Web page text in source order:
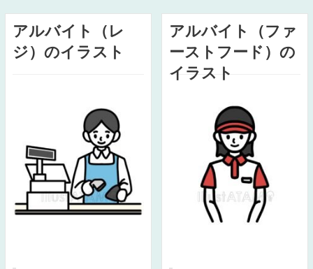
アルバイト（レ
ジ）のイラスト
アルバイト（ファ
ーストフード）の
イラスト